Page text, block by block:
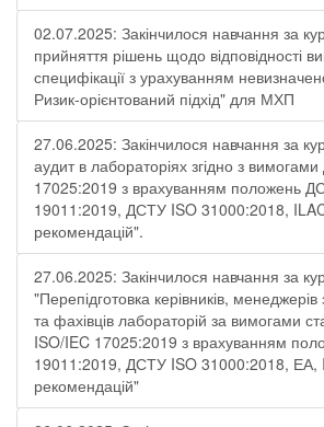
02.07.2025: Закінчилося навчання за
прийняття рішень щодо відповідності
специфікації з урахуванням
Ризик-орієнтований підхід" для МХП
27.06.2025: Закінчилося навчання за
аудит в лабораторіях згідно з
17025:2019 з врахуванням положень
19011:2019, ДСТУ ISO 31000:2018,
рекомендацій".
27.06.2025: Закінчилося навчання за
"Перепідготовка керівників, менеджерів
та фахівців лабораторій за вимогами
ISO/IEC 17025:2019 з врахуванням
19011:2019, ДСТУ ISO 31000:2018, ЕА,
рекомендацій"